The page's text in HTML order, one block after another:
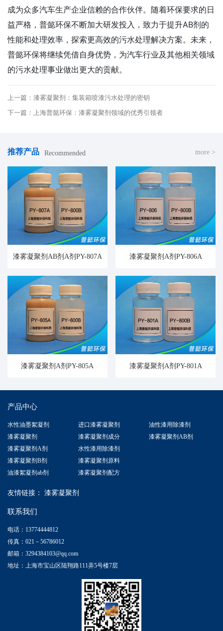
成为众多汽车生产企业信赖的合作伙伴。随着环保要求的日
益严格，普懿环保不断加大研发投入，致力于提升AB剂的
性能和处理效率，探索更高效的污水处理解决方案。未来，
普懿环保将继续凭借自身优势，为汽车行业及其他相关领域
的污水处理事业做出更大的贡献。
上一篇：漆雾凝聚剂：集装箱喷漆污水处理的密钥
下一篇：上海普懿环保：漆雾凝聚剂领域的优秀引领者
推荐产品 Recommended more >
漆雾凝聚剂AB剂A剂PY-807A 漆雾凝聚剂A剂PY-806A
漆雾凝聚剂A剂PY-805A 漆雾凝聚剂A剂PY-801A
产品中心
水性油墨絮凝剂
漆雾凝聚剂
漆雾凝聚剂A剂
漆雾凝聚剂B剂
油漆絮凝剂ab剂
进口漆雾凝聚剂
漆雾凝聚剂成分
水性漆用除漆剂
漆雾凝聚剂原料
漆雾凝聚剂配方
油性漆用除漆剂
漆雾凝聚剂AB剂
友情链接： 漆雾凝聚剂
联系我们
电话：13774444812
传真：021－56786012
邮箱：3294384103@qq.com
地址：上海市宝山区陆翔路111弄5号楼7层